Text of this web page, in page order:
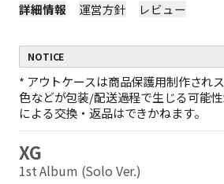
詳細情報 運営方針 レビュー
NOTICE
* アウトケースは商品保護用制作され
色などが包装/配送過程で生じる可能
による交換・返品はできかねます。
XG
1st Album (Solo Ver.)